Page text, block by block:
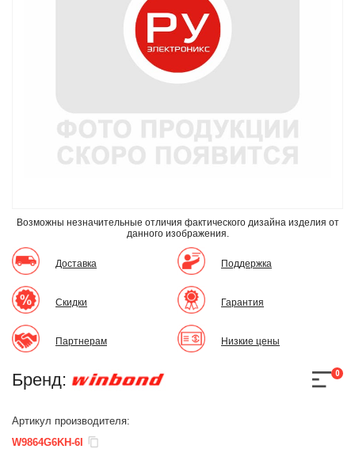
Возможны незначительные отличия фактического дизайна изделия от
данного изображения.
Доставка
Скидки
Партнерам
Поддержка
Гарантия
Низкие цены
Бренд: 0
Артикул производителя:
W9864G6KH-6I